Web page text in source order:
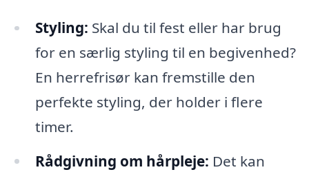
Styling: Skal du til fest eller har brug
for en særlig styling til en begivenhed?
En herrefrisør kan fremstille den
perfekte styling, der holder i flere
timer.
Rådgivning om hårpleje: Det kan